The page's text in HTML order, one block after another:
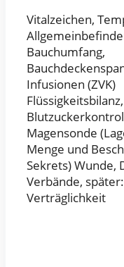
Vitalzeichen,
Bauchumfang,
Infusionen (ZVK)
Magensonde
Menge und
Sekrets) Wunde,
Verbände,
Verträglichkeit